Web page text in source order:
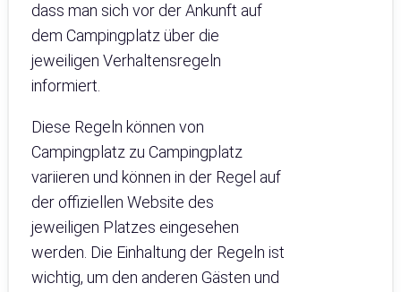
dass man sich vor der Ankunft auf
dem Campingplatz über die
jeweiligen Verhaltensregeln
informiert.
Diese Regeln können von
Campingplatz zu Campingplatz
variieren und können in der Regel auf
der offiziellen Website des
jeweiligen Platzes eingesehen
werden. Die Einhaltung der Regeln ist
wichtig, um den anderen Gästen und